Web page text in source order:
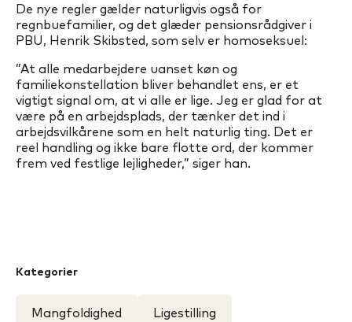
De nye regler gælder naturligvis også for
regnbuefamilier, og det glæder pensionsrådgiver i
PBU, Henrik Skibsted, som selv er homoseksuel:
”At alle medarbejdere uanset køn og
familiekonstellation bliver behandlet ens, er et
vigtigt signal om, at vi alle er lige. Jeg er glad for at
være på en arbejdsplads, der tænker det ind i
arbejdsvilkårene som en helt naturlig ting. Det er
reel handling og ikke bare flotte ord, der kommer
frem ved festlige lejligheder,” siger han.
Kategorier
Mangfoldighed Ligestilling